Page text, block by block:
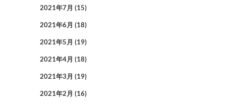
2021年7月 (15)
2021年6月 (18)
2021年5月 (19)
2021年4月 (18)
2021年3月 (19)
2021年2月 (16)